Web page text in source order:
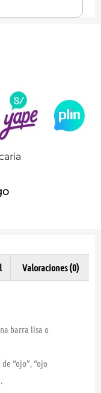
Valoraciones (0)
barra lisa o
“ojo”, “ojo